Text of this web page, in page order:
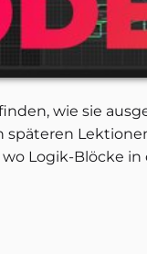
wie sie
späteren
Logik-Blöcke in